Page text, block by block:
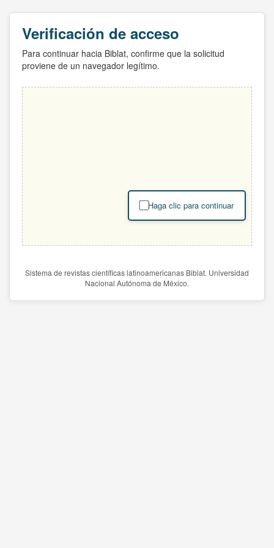
Verificación de acceso
Para continuar hacia Biblat, confirme que la solicitud
proviene de un navegador legítimo.
Haga clic para continuar
Sistema de revistas científicas latinoamericanas Biblat. Universidad
Nacional Autónoma de México.